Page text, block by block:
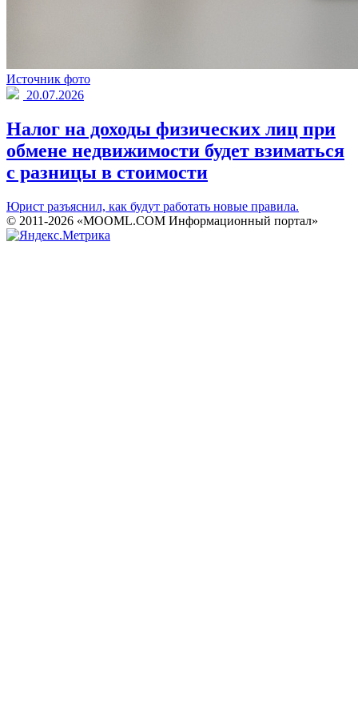
Источник фото
20.07.2026
Налог на доходы физических лиц при
обмене недвижимости будет взиматься
с разницы в стоимости
Юрист разъяснил, как будут работать новые правила.
© 2011-2026 «MOOML.COM Информационный портал»